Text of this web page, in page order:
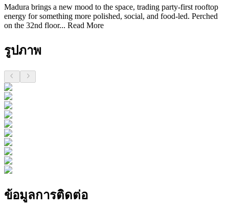
Madura brings a new mood to the space, trading party-first rooftop
energy for something more polished, social, and food-led. Perched
on the 32nd floor... Read More
รูปภาพ
ข้อมูลการติดต่อ